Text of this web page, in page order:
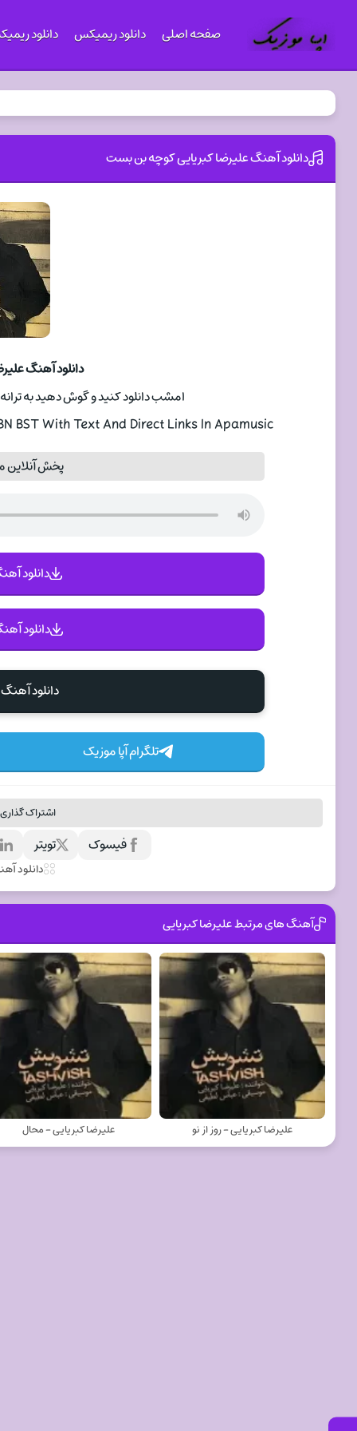
صفحه اصلی دانلود ریمیکس دانلود
دانلود آهنگ علیرضا کبریایی کوچه بن بست
دانلود آهنگ
امشب دانلود کنید و گوش دهید به
BST With Text And Direct Links In Apamusic
پخش
دانلود
دانلود
دانلود
تلگرام آپا موزیک
اشتراک
تویتر فیسوک
دانلود
آهنگ های مرتبط علیرضا کبریایی
علیرضا کبریایی - روز از نو علیرضا کبریایی - محال